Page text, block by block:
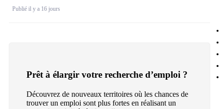
Publié il y a 16 jours
Prêt à élargir votre recherche d’emploi ?
Découvrez de nouveaux territoires où les chances de
trouver un emploi sont plus fortes en réalisant un